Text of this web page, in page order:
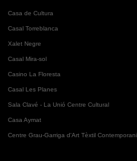
Casa de Cultura
Casal Torreblanca
Xalet Negre
Casal Mira-sol
Casino La Floresta
Casal Les Planes
Sala Clavé - La Unió Centre Cultural
Casa Aymat
Centre Grau-Garriga d'Art Tèxtil Contemporani